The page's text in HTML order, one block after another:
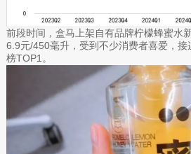
前段时间，盒马上架自有品牌柠檬蜂蜜水
6.9元/450毫升，受到不少消费者喜爱，
榜TOP1。